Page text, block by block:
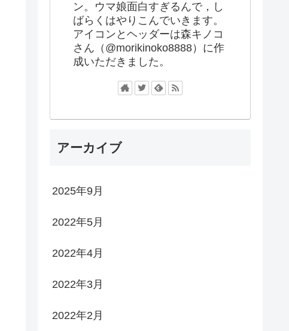
ン。ウマ娘面白すぎるんで，し
ばらくはやりこんでいきます。
アイコンとヘッダーは森キノコ
さん（@morikinoko8888）に作
成いただきました。
アーカイブ
2025年9月
2022年5月
2022年4月
2022年3月
2022年2月